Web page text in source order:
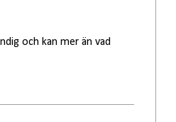
och kan mer än vad